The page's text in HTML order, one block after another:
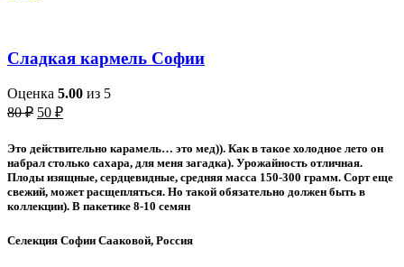
Сладкая кармель Софии
Оценка 5.00 из 5
80₽ Первоначальная
составляла
80 ₽.
50 ₽Текущая
50 ₽.
Это действительно карамель… это мед)). Как в такое холодное лето он
набрал столько сахара, для меня загадка). Урожайность отличная.
Плоды изящные, сердцевидные, средняя масса 150-300 грамм. Сорт еще
свежий, может расщепляться. Но такой обязательно должен быть в
коллекции). В пакетике 8-10 семян
Селекция Софии Сааковой, Россия